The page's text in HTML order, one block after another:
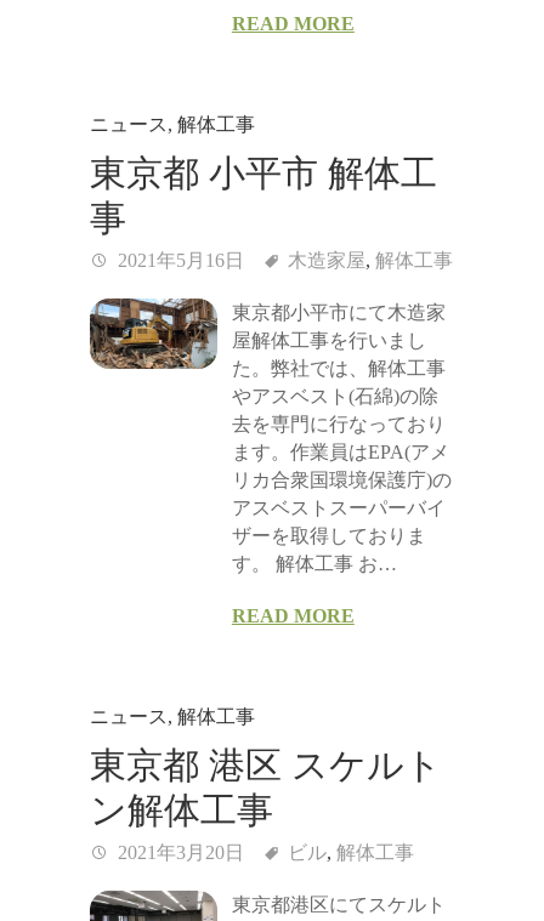
READ MORE
ニュース, 解体工事
東京都 小平市 解体工
事
2021年5月16日 木造家屋, 解体工事
東京都小平市にて木造家
屋解体工事を行いまし
た。弊社では、解体工事
やアスベスト(石綿)の除
去を専門に行なっており
ます。作業員はEPA(アメ
リカ合衆国環境保護庁)の
アスベストスーパーバイ
ザーを取得しておりま
す。 解体工事 お…
READ MORE
ニュース, 解体工事
東京都 港区 スケルト
ン解体工事
2021年3月20日 ビル, 解体工事
東京都港区にてスケルト